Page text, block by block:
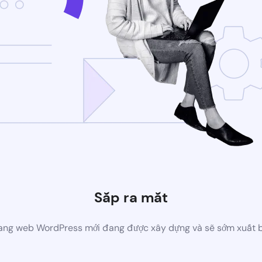
Sắp ra mắt
web WordPress mới đang được xây dựng và sẽ sớm xuất